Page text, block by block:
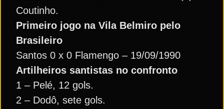
Coutinho.
Primeiro jogo na Vila Belmiro pelo
Brasileiro
Santos 0 x 0 Flamengo – 19/09/1990
Artilheiros santistas no confronto
1 – Pelé, 12 gols.
2 – Dodô, sete gols.